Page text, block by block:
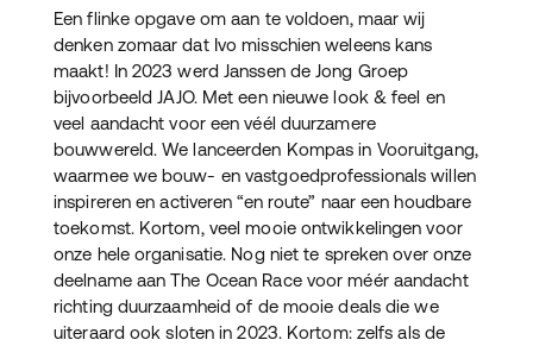
Een flinke opgave om aan te voldoen, maar wij
denken zomaar dat Ivo misschien weleens kans
maakt! In 2023 werd Janssen de Jong Groep
bijvoorbeeld JAJO. Met een nieuwe look & feel en
veel aandacht voor een véél duurzamere
bouwwereld. We lanceerden Kompas in Vooruitgang,
waarmee we bouw- en vastgoedprofessionals willen
inspireren en activeren “en route” naar een houdbare
toekomst. Kortom, veel mooie ontwikkelingen voor
onze hele organisatie. Nog niet te spreken over onze
deelname aan The Ocean Race voor méér aandacht
richting duurzaamheid of de mooie deals die we
uiteraard ook sloten in 2023. Kortom: zelfs als de